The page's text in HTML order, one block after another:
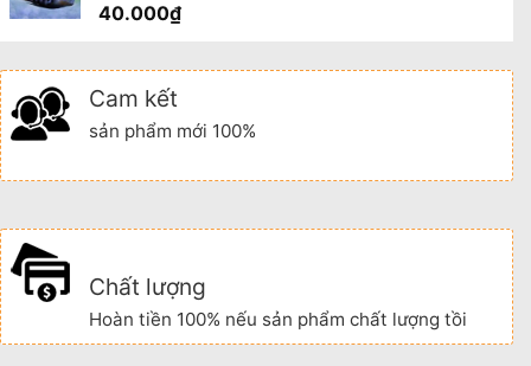
40.000₫
Cam kết
sản phẩm mới 100%
Chất lượng
Hoàn tiền 100% nếu sản phẩm chất lượng tồi